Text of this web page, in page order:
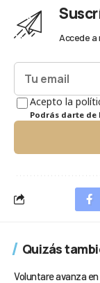
Accede a
Acepto la
Podrás darte
Quizás
Voluntare avanza